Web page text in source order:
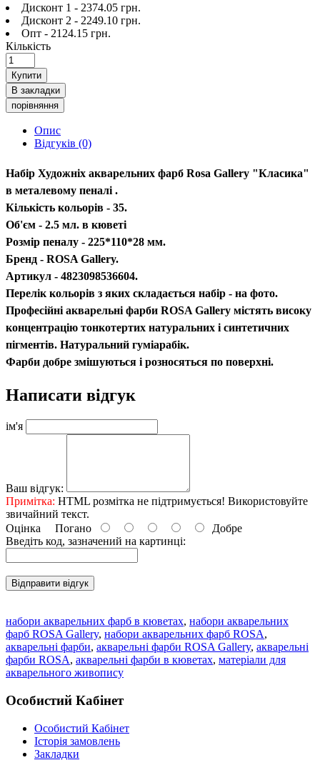
Дисконт 1 - 2374.05 грн.
Дисконт 2 - 2249.10 грн.
Опт - 2124.15 грн.
Кількість
Купити
В закладки
порівняння
Опис
Відгуків (0)
Набір Художніх акварельних фарб Rosa Gallery "Класика"
в металевому пеналі .
Кількість кольорів - 35.
Об'єм - 2.5 мл. в кюветі
Розмір пеналу - 225*110*28 мм.
Бренд - ROSA Gallery.
Артикул - 4823098536604.
Перелік кольорів з яких складається набір - на фото.
Професійні акварельні фарби ROSA Gallery містять високу
концентрацію тонкотертих натуральних і синтетичних
пігментів. Натуральний гуміарабік.
Фарби добре змішуються і розносяться по поверхні.
Написати відгук
ім'я
Ваш відгук:
Примітка: HTML розмітка не підтримується! Використовуйте
звичайний текст.
Оцінка Погано
Добре
Введіть код, зазначений на картинці:
Відправити відгук
набори акварельних фарб в кюветах, набори акварельних
фарб ROSA Gallery, набори акварельних фарб ROSA,
акварельні фарби, акварельні фарби ROSA Gallery, акварельні
фарби ROSA, акварельні фарби в кюветах, матеріали для
акварельного живопису
Особистий Кабінет
Особистий Кабінет
Історія замовлень
Закладки